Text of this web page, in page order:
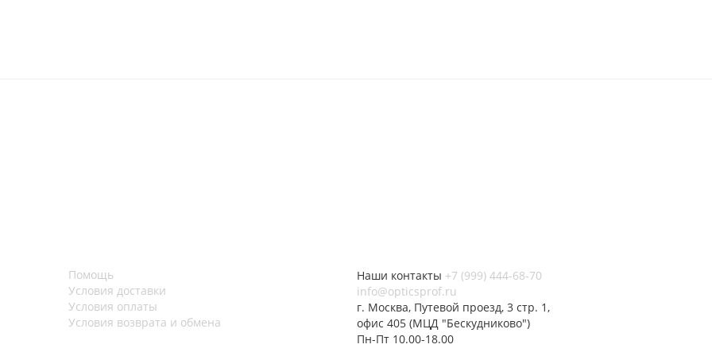
Помощь
Условия доставки
Условия оплаты
Условия возврата и обмена
Наши контакты +7 (999) 444-68-70
info@opticsprof.ru
г. Москва, Путевой проезд, 3 стр. 1,
офис 405 (МЦД "Бескудниково")
Пн-Пт 10.00-18.00